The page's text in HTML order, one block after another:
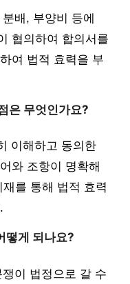
배, 부양비 등에
협의하여 합의서를
여 법적 효력을 부
은 무엇인가요?
이해하고 동의한
와 조항이 명확해
를 통해 법적 효력
떻게 되나요?
이 법정으로 갈 수